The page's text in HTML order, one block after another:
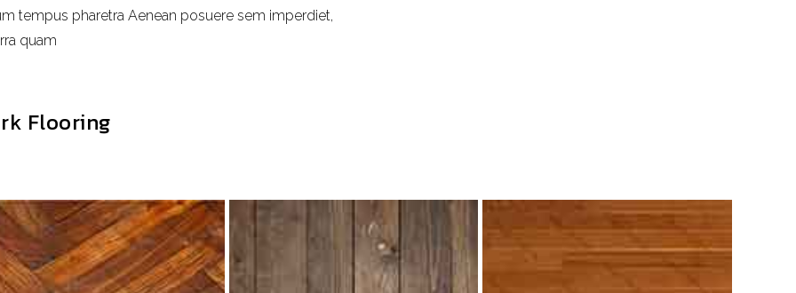
tempus pharetra Aenean posuere sem imperdiet,
quam
Flooring